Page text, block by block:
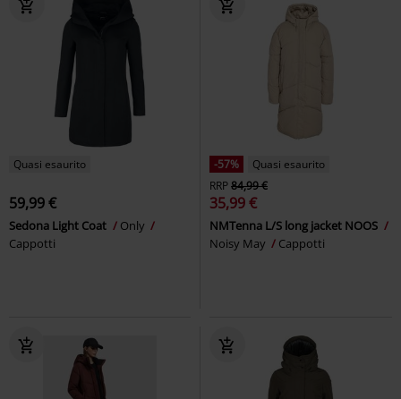
Quasi esaurito
59,99 €
Sedona Light Coat
Only
Cappotti
-57%
Quasi esaurito
RRP84,99 €
35,99 €
NMTenna L/S long jacket NOOS
Noisy May
Cappotti